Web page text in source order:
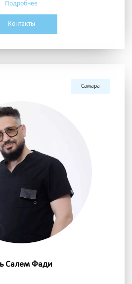
Подробнее
Контакты
Самара
Салем Фади